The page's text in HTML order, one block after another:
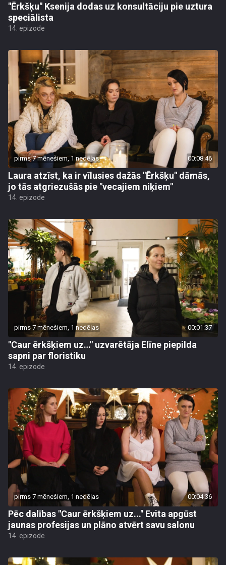
"Ērkšķu" Ksenija dodas uz konsultāciju pie uztura
speciālista
14. epizode
pirms 7 mēnešiem, 1 nedēļas 00:08:46
Laura atzīst, ka ir vīlusies dažās "Ērkšķu" dāmās,
jo tās atgriezušās pie "vecajiem niķiem"
14. epizode
pirms 7 mēnešiem, 1 nedēļas 00:01:37
"Caur ērkšķiem uz…" uzvarētāja Elīne piepilda
sapni par floristiku
14. epizode
pirms 7 mēnešiem, 1 nedēļas 00:04:36
Pēc dalības "Caur ērkšķiem uz..." Evita apgūst
jaunas profesijas un plāno atvērt savu salonu
14. epizode